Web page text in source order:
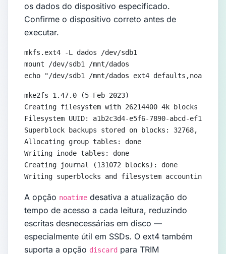
os dados do dispositivo especificado.
Confirme o dispositivo correto antes de
executar.
mkfs.ext4 -L dados /dev/sdb1
mount /dev/sdb1 /mnt/dados
echo "/dev/sdb1 /mnt/dados ext4
mke2fs 1.47.0 (5-Feb-2023)
Creating filesystem with 26214400 4k blocks and
Filesystem UUID: a1b2c3d4-e5f6-7890-abcd-
Superblock backups stored on blocks: 32768,
Allocating group tables: done
Writing inode tables: done
Creating journal (131072 blocks): done
Writing superblocks and filesystem accounting
A opção noatime desativa a atualização do
tempo de acesso a cada leitura, reduzindo
escritas desnecessárias em disco —
especialmente útil em SSDs. O ext4 também
suporta a opção discard para TRIM